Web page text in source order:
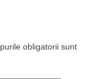
obligatorii sunt